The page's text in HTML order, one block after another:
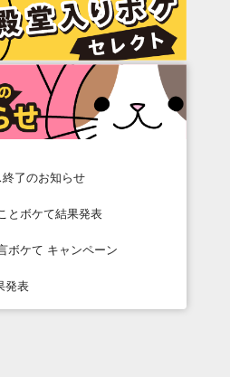
了のお知らせ
とボケて結果発表
ボケて キャンペーン
発表